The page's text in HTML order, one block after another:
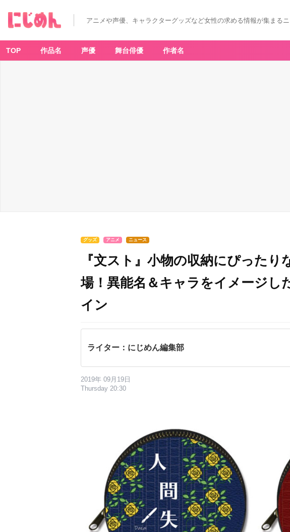
アニメや声優、キャラクターグッズなど女性の求める情報が集まる
TOP 作品名 声優 舞台俳優 作者名
グッズ アニメ ニュース
『文スト』小物の収納にぴった
場！異能名＆キャラをイメージし
イン
ライター：にじめん編集部
2019年 09月19日
Thursday 20:30